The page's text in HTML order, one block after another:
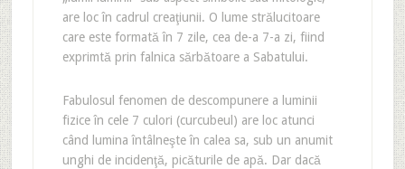
are loc în cadrul creaţiunii. O lume strălucitoare
care este formată în 7 zile, cea de-a 7-a zi, fiind
exprimtă prin falnica sărbătoare a Sabatului.
Fabulosul fenomen de descompunere a luminii
fizice în cele 7 culori (curcubeul) are loc atunci
când lumina întâlneşte în calea sa, sub un anumit
unghi de incidenţă, picăturile de apă. Dar dacă